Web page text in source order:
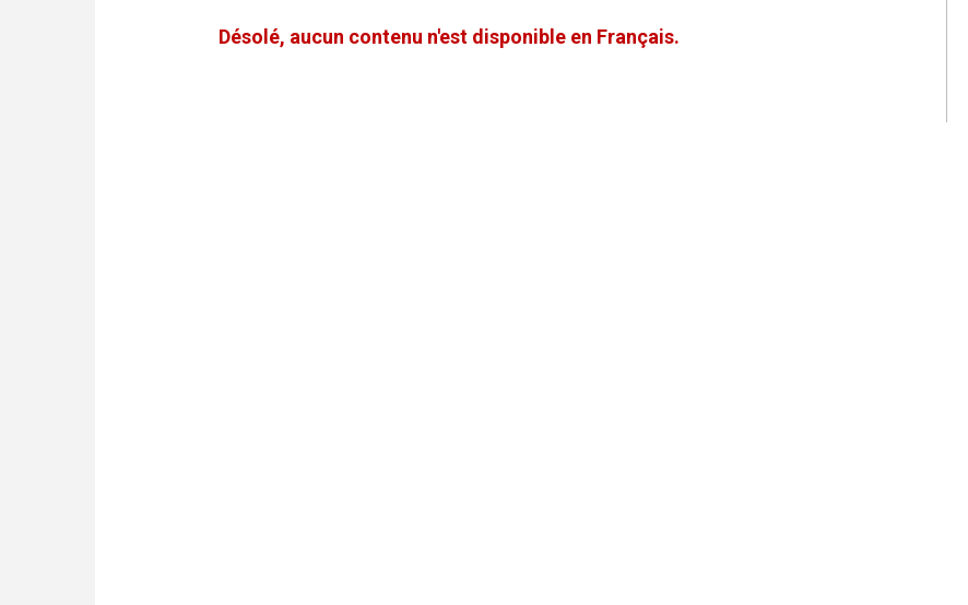
Désolé, aucun contenu n'est disponible en Français.